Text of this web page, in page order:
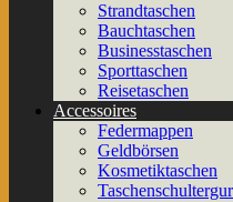
Strandtaschen
Bauchtaschen
Businesstaschen
Sporttaschen
Reisetaschen
Accessoires
Federmappen
Geldbörsen
Kosmetiktaschen